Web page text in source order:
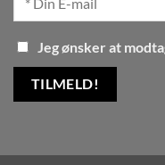
Jeg ønsker at